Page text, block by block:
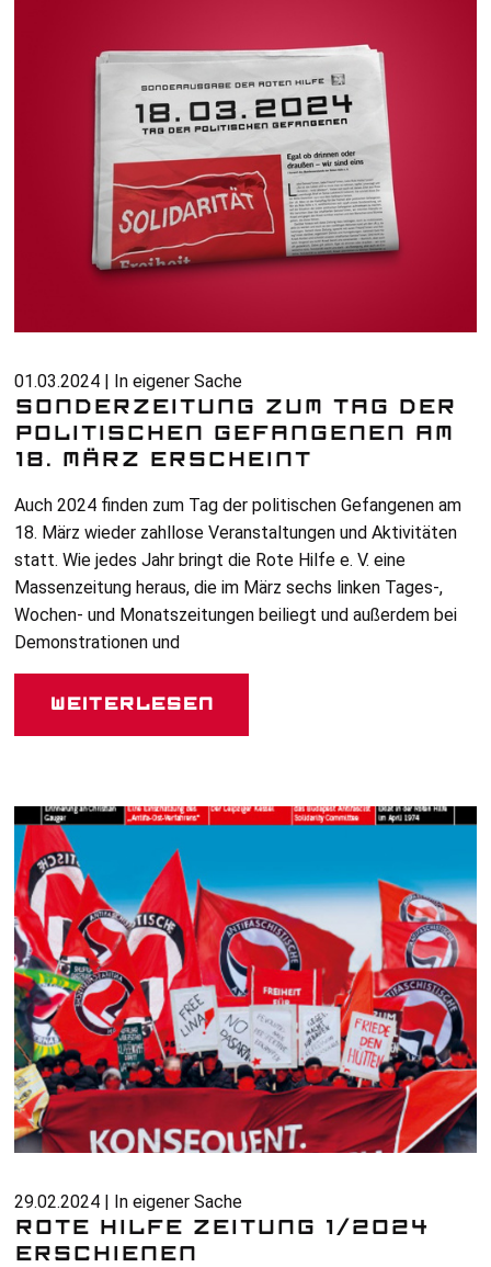
01.03.2024 | In eigener Sache
SONDERZEITUNG ZUM TAG DER
POLITISCHEN GEFANGENEN AM
18. MÄRZ ERSCHEINT
Auch 2024 finden zum Tag der politischen Gefangenen am
18. März wieder zahllose Veranstaltungen und Aktivitäten
statt. Wie jedes Jahr bringt die Rote Hilfe e. V. eine
Massenzeitung heraus, die im März sechs linken Tages-,
Wochen- und Monatszeitungen beiliegt und außerdem bei
Demonstrationen und
Weiterlesen
29.02.2024 | In eigener Sache
ROTE HILFE ZEITUNG 1/2024
ERSCHIENEN